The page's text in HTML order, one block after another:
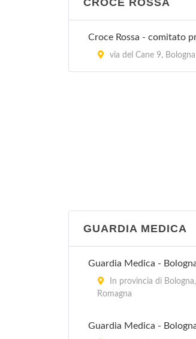
CROCE ROSSA
Croce Rossa - comitato
via del Cane 9, Bologna
GUARDIA MEDICA
Guardia Medica -
In provincia di
Romagna
Guardia Medica -